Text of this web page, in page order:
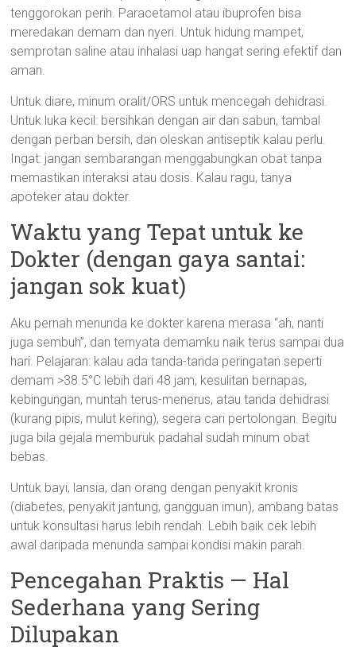
tenggorokan perih. Paracetamol atau ibuprofen bisa
meredakan demam dan nyeri. Untuk hidung mampet,
semprotan saline atau inhalasi uap hangat sering efektif dan
aman.
Untuk diare, minum oralit/ORS untuk mencegah dehidrasi.
Untuk luka kecil: bersihkan dengan air dan sabun, tambal
dengan perban bersih, dan oleskan antiseptik kalau perlu.
Ingat: jangan sembarangan menggabungkan obat tanpa
memastikan interaksi atau dosis. Kalau ragu, tanya
apoteker atau dokter.
Waktu yang Tepat untuk ke
Dokter (dengan gaya santai:
jangan sok kuat)
Aku pernah menunda ke dokter karena merasa “ah, nanti
juga sembuh”, dan ternyata demamku naik terus sampai dua
hari. Pelajaran: kalau ada tanda-tanda peringatan seperti
demam >38.5°C lebih dari 48 jam, kesulitan bernapas,
kebingungan, muntah terus-menerus, atau tanda dehidrasi
(kurang pipis, mulut kering), segera cari pertolongan. Begitu
juga bila gejala memburuk padahal sudah minum obat
bebas.
Untuk bayi, lansia, dan orang dengan penyakit kronis
(diabetes, penyakit jantung, gangguan imun), ambang batas
untuk konsultasi harus lebih rendah. Lebih baik cek lebih
awal daripada menunda sampai kondisi makin parah.
Pencegahan Praktis — Hal
Sederhana yang Sering
Dilupakan